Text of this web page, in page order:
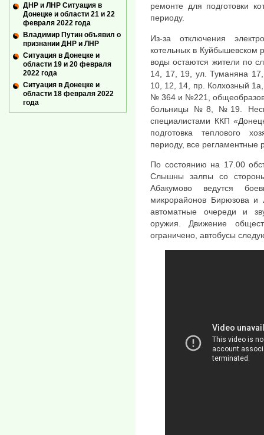
ремонте для подготовки
периоду.
Из-за отключения
котельных в Куйбышевском
воды остаются жители по
14, 17, 19, ул. Туманяна
10, 12, 14, пр. Колхозный
№ 364 и №221,
больницы №8, №19.
специалистами ККП
подготовка теплового
периоду, все регламентные
По состоянию на 17.00
Слышны залпы со
Абакумово ведутся
микрорайонов Бирюзова
автоматные очереди и
оружия. Движение
ограничено, автобусы
ДНР и ЛНР Ситуация в
Донецке и области 21 и 22
февраля 2022 года
Владимир Путин объявил о
признании ДНР и ЛНР
Ситуация в Донецке и
области 19 и 20 февраля
2022 года
Ситуация в Донецке и
области 18 февраля 2022
года